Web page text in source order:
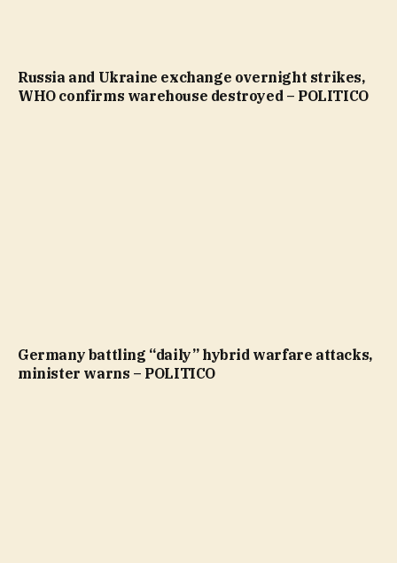
Russia and Ukraine exchange overnight strikes,
WHO confirms warehouse destroyed – POLITICO
Germany battling “daily” hybrid warfare attacks,
minister warns – POLITICO